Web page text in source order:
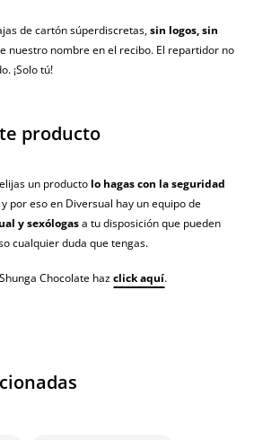
de cartón súperdiscretas,sin logos, sin
nuestro nombre en el recibo. El repartidor no
¡Solo tú!
producto
un producto lo hagas con la seguridad
y por eso en Diversual hay un equipo de
y sexólogasa tu disposición que pueden
cualquier duda que tengas.
Chocolate hazclick aquí.